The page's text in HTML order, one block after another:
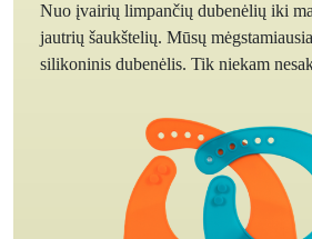
Nuo įvairių limpančių dubenėlių iki
jautrių šaukštelių. Mūsų
silikoninis dubenėlis. Tik niekam